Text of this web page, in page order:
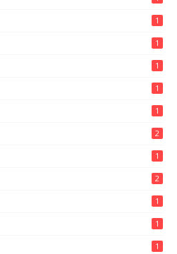
1
1
1
1
1
2
1
2
1
1
1